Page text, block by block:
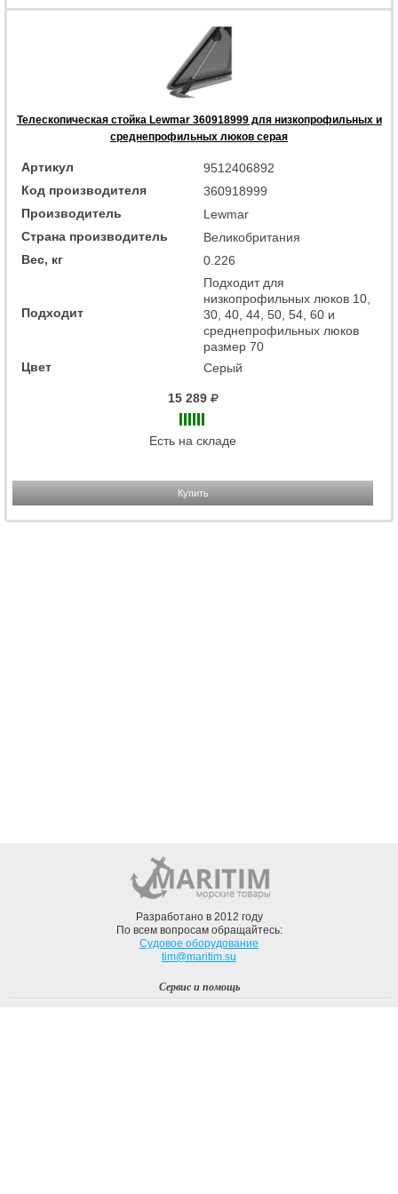
Телескопическая стойка Lewmar 360918999 для низкопрофильных и
среднепрофильных люков серая
Артикул
9512406892
Код производителя
360918999
Производитель
Lewmar
Страна производитель
Великобритания
Вес, кг
0.226
Подходит
Подходит для
низкопрофильных люков 10,
30, 40, 44, 50, 54, 60 и
среднепрофильных люков
размер 70
Цвет
Серый
15 289
Есть на складе
Купить
Разработано в 2012 году
По всем вопросам обращайтесь:
Судовое оборудование
tim@maritim.su
Сервис и помощь